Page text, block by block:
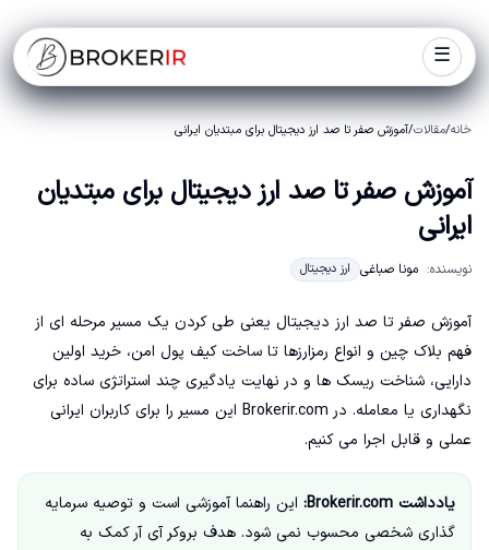
☰
خانه/مقالات/آموزش صفر تا صد ارز دیجیتال برای مبتدیان ایرانی
آموزش صفر تا صد ارز دیجیتال برای مبتدیان
ایرانی
نویسنده: مونا صباغی ارز دیجیتال
آموزش صفر تا صد ارز دیجیتال یعنی طی کردن یک مسیر مرحله ای از
فهم بلاک چین و انواع رمزارزها تا ساخت کیف پول امن، خرید اولین
دارایی، شناخت ریسک ها و در نهایت یادگیری چند استراتژی ساده برای
نگهداری یا معامله. در Brokerir.com این مسیر را برای کاربران ایرانی
عملی و قابل اجرا می کنیم.
یادداشت Brokerir.com:
این راهنما آموزشی است و توصیه سرمایه
گذاری شخصی محسوب نمی شود. هدف بروکر آی آر کمک به